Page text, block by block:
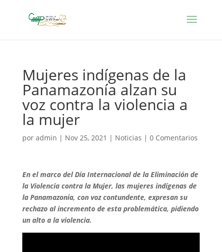
Mujeres indígenas de la
Panamazonía alzan su
voz contra la violencia a
la mujer
por admin | Nov 25, 2021 | Noticias | 0 Comentarios
En el marco del Día Internacional de la Eliminación de
la Violencia contra la Mujer, las mujeres indígenas de
la Panamazonía, con voz contundente, expresan su
rechazo al incremento de esta problemática, pidiendo
un alto a la violencia.